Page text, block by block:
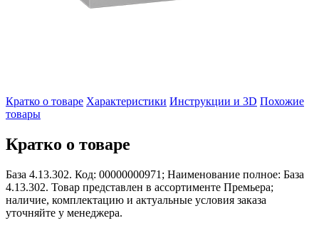
Кратко о товаре Характеристики Инструкции и 3D Похожие
товары
Кратко о товаре
База 4.13.302. Код: 00000000971; Наименование полное: База
4.13.302. Товар представлен в ассортименте Премьера;
наличие, комплектацию и актуальные условия заказа
уточняйте у менеджера.